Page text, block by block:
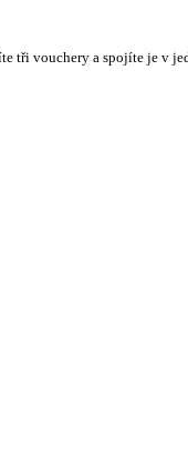
tři vouchery a spojíte je v